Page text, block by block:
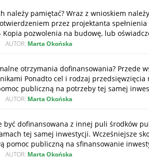
należy pamiętać? Wraz z wnioskiem
przez projektanta
Kopia pozwolenia na budowę, lub
Marta Okońska
otrzymania dofinansowania? Przede
Ponadto cel i rodzaj
publiczną na potrzeby tej samej
Marta Okońska
być dofinansowana z innej puli środków
tej samej inwestycji. Wcześniejsze
pomoc publiczną na sfinansowanie
Marta Okońska